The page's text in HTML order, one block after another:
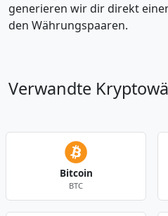
generieren wir dir direkt
den Währungspaaren.
Verwandte
Bitcoin
BTC